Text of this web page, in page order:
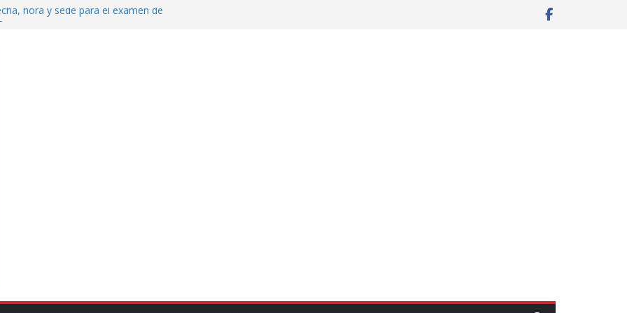
hora y sede para el examen de
no es asunto político: Sheinbaum